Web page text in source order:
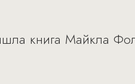
книга Майкла